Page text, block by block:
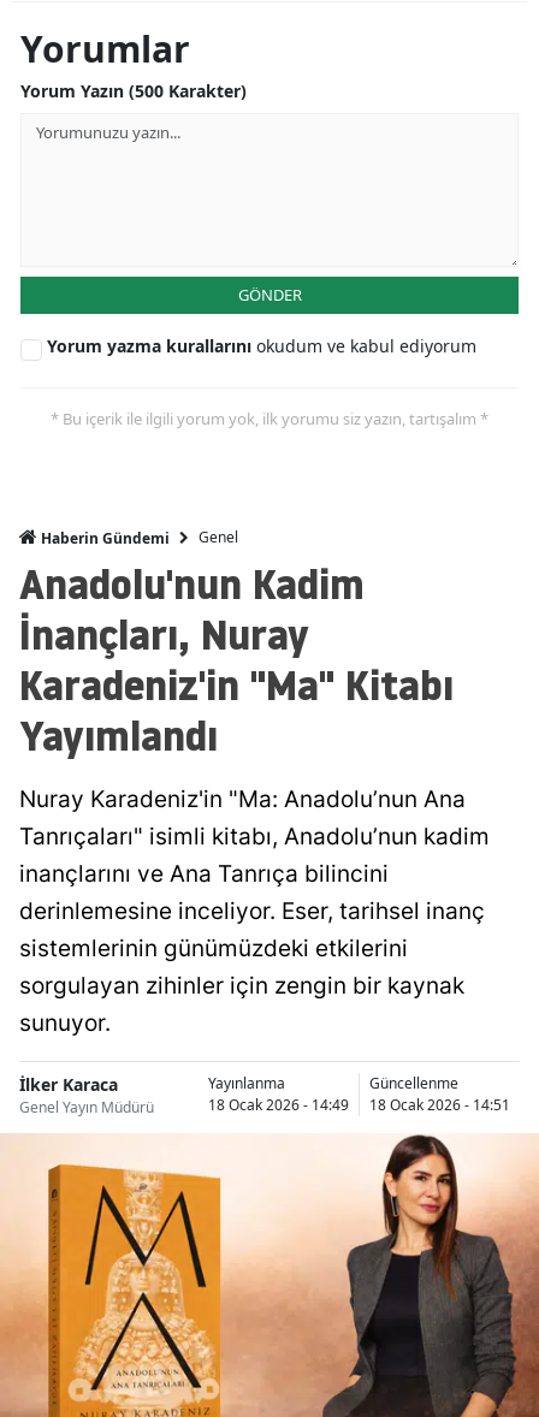
Yorumlar
Yorum Yazın (500 Karakter)
GÖNDER
Yorum yazma kurallarını okudum ve kabul ediyorum
* Bu içerik ile ilgili yorum yok, ilk yorumu siz yazın, tartışalım *
Haberin Gündemi Genel
Anadolu'nun Kadim
İnançları, Nuray
Karadeniz'in "Ma" Kitabı
Yayımlandı
Nuray Karadeniz'in "Ma: Anadolu’nun Ana
Tanrıçaları" isimli kitabı, Anadolu’nun kadim
inançlarını ve Ana Tanrıça bilincini
derinlemesine inceliyor. Eser, tarihsel inanç
sistemlerinin günümüzdeki etkilerini
sorgulayan zihinler için zengin bir kaynak
sunuyor.
İlker Karaca
Genel Yayın Müdürü
Yayınlanma
18 Ocak 2026 - 14:49
Güncellenme
18 Ocak 2026 - 14:51